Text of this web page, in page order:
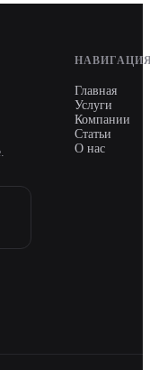
Главная
Услуги
Компании
Статьи
О нас